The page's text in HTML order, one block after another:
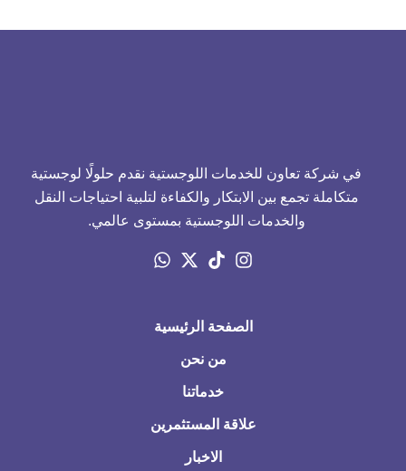
في شركة تعاون للخدمات اللوجستية نقدم حلولًا لوجستية
متكاملة تجمع بين الابتكار والكفاءة لتلبية احتياجات النقل
والخدمات اللوجستية بمستوى عالمي.
الصفحة الرئيسية
من نحن
خدماتنا
علاقة المستثمرين
الاخبار